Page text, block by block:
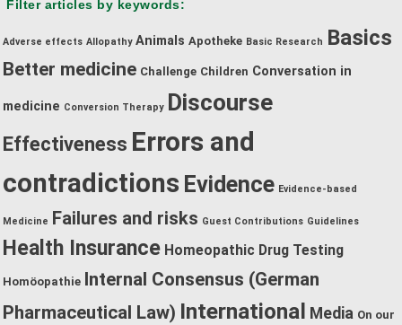
category:
Filter articles by keywords:
Adverse effects Allopathy Animals Apotheke Basic Research Basics
Better medicine Challenge Children Conversation in
medicine Conversion Therapy Discourse
Effectiveness Errors and
contradictions Evidence Evidence-based
Medicine Failures and risks Guest Contributions Guidelines
Health Insurance Homeopathic Drug Testing
Homöopathie Internal Consensus (German
Pharmaceutical Law) International Media On our